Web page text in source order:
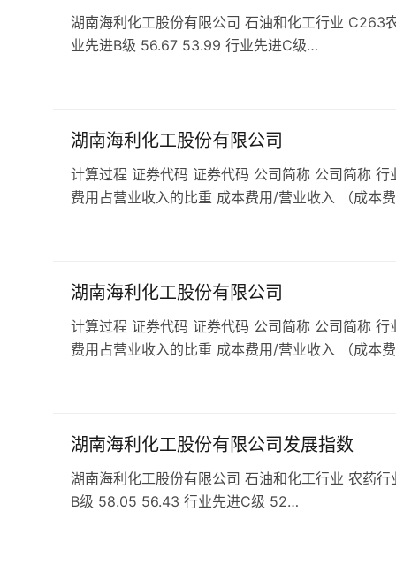
湖南海利化工股份有限公司 石油和化工行业
业先进B级 56.67 53.99 行业先进C级…
湖南海利化工股份有限公司
计算过程 证券代码 证券代码 公司简称 公司简称
费用占营业收入的比重 成本费用/营业收入 （成本
湖南海利化工股份有限公司
计算过程 证券代码 证券代码 公司简称 公司简称
费用占营业收入的比重 成本费用/营业收入 （成本
湖南海利化工股份有限公司发展指数
湖南海利化工股份有限公司 石油和化工行业 农药
B级 58.05 56.43 行业先进C级 52…